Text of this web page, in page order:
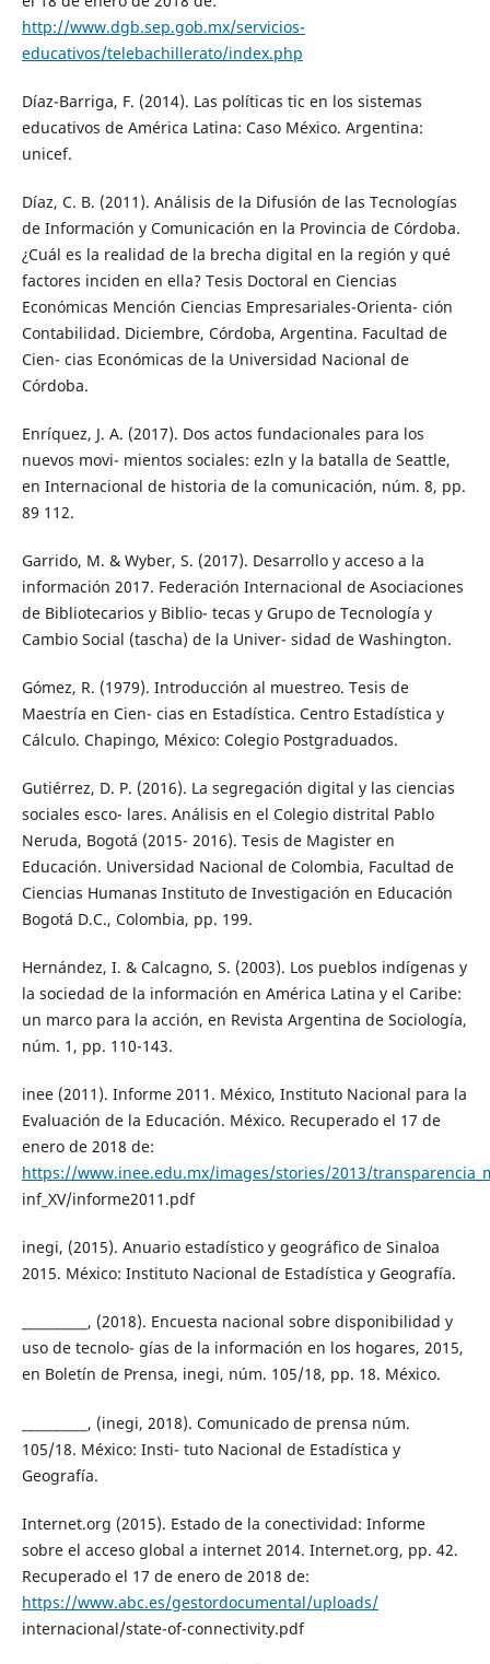
http://www.dgb.sep.gob.mx/servicios-
educativos/telebachillerato/index.php
Díaz-Barriga, F. (2014). Las políticas tic en los sistemas
educativos de América Latina: Caso México. Argentina:
unicef.
Díaz, C. B. (2011). Análisis de la Difusión de las Tecnologías
de Información y Comunicación en la Provincia de Córdoba.
¿Cuál es la realidad de la brecha digital en la región y qué
factores inciden en ella? Tesis Doctoral en Ciencias
Económicas Mención Ciencias Empresariales-Orienta- ción
Contabilidad. Diciembre, Córdoba, Argentina. Facultad de
Cien- cias Económicas de la Universidad Nacional de
Córdoba.
Enríquez, J. A. (2017). Dos actos fundacionales para los
nuevos movi- mientos sociales: ezln y la batalla de Seattle,
en Internacional de historia de la comunicación, núm. 8, pp.
89 112.
Garrido, M. & Wyber, S. (2017). Desarrollo y acceso a la
información 2017. Federación Internacional de Asociaciones
de Bibliotecarios y Biblio- tecas y Grupo de Tecnología y
Cambio Social (tascha) de la Univer- sidad de Washington.
Gómez, R. (1979). Introducción al muestreo. Tesis de
Maestría en Cien- cias en Estadística. Centro Estadística y
Cálculo. Chapingo, México: Colegio Postgraduados.
Gutiérrez, D. P. (2016). La segregación digital y las ciencias
sociales esco- lares. Análisis en el Colegio distrital Pablo
Neruda, Bogotá (2015- 2016). Tesis de Magister en
Educación. Universidad Nacional de Colombia, Facultad de
Ciencias Humanas Instituto de Investigación en Educación
Bogotá D.C., Colombia, pp. 199.
Hernández, I. & Calcagno, S. (2003). Los pueblos indígenas y
la sociedad de la información en América Latina y el Caribe:
un marco para la acción, en Revista Argentina de Sociología,
núm. 1, pp. 110-143.
inee (2011). Informe 2011. México, Instituto Nacional para la
Evaluación de la Educación. México. Recuperado el 17 de
enero de 2018 de:
https://www.inee.edu.mx/images/stories/2013/
inf_XV/informe2011.pdf
inegi, (2015). Anuario estadístico y geográfico de Sinaloa
2015. México: Instituto Nacional de Estadística y Geografía.
__________, (2018). Encuesta nacional sobre disponibilidad y
uso de tecnolo- gías de la información en los hogares, 2015,
en Boletín de Prensa, inegi, núm. 105/18, pp. 18. México.
__________, (inegi, 2018). Comunicado de prensa núm.
105/18. México: Insti- tuto Nacional de Estadística y
Geografía.
Internet.org (2015). Estado de la conectividad: Informe
sobre el acceso global a internet 2014. Internet.org, pp. 42.
Recuperado el 17 de enero de 2018 de:
https://www.abc.es/gestordocumental/uploads/
internacional/state-of-connectivity.pdf